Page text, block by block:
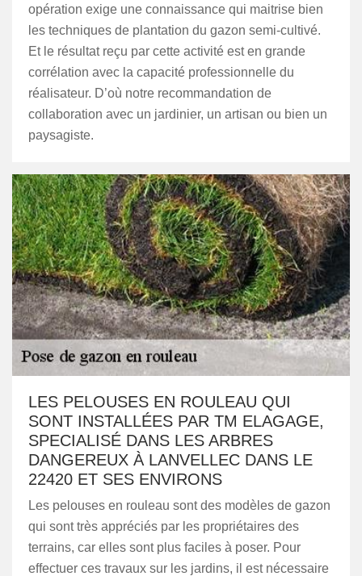
opération exige une connaissance qui maitrise bien
les techniques de plantation du gazon semi-cultivé.
Et le résultat reçu par cette activité est en grande
corrélation avec la capacité professionnelle du
réalisateur. D’où notre recommandation de
collaboration avec un jardinier, un artisan ou bien un
paysagiste.
LES PELOUSES EN ROULEAU QUI
SONT INSTALLÉES PAR TM ELAGAGE,
SPECIALISÉ DANS LES ARBRES
DANGEREUX À LANVELLEC DANS LE
22420 ET SES ENVIRONS
Les pelouses en rouleau sont des modèles de gazon
qui sont très appréciés par les propriétaires des
terrains, car elles sont plus faciles à poser. Pour
effectuer ces travaux sur les jardins, il est nécessaire